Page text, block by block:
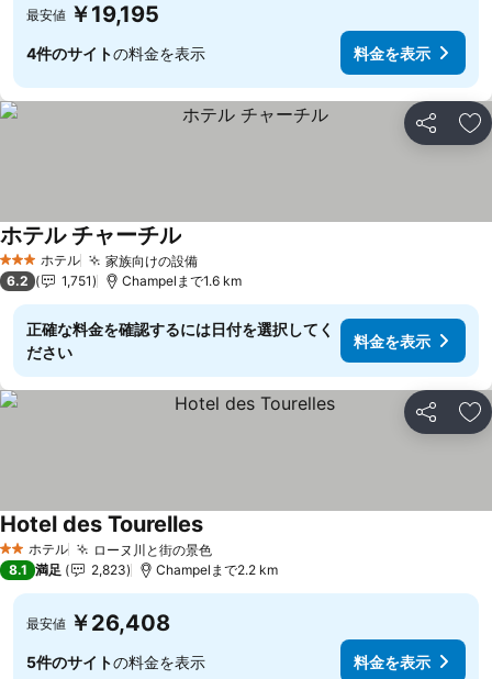
最安値 ￥19,195
4件のサイトの料金を表示 料金を表示
シェア お
3 ホテルのランク
ホテル 家族向けの設備
ホテル チャーチル
6.2 1,751 Champelまで1.6 km
正確な料金を確認するには日付を選択してく
ださい
料金を表示
シェア お
2 ホテルのランク
ホテル ローヌ川と街の景色
Hotel des Tourelles
8.1 満足 2,823 Champelまで2.2 km
最安値 ￥26,408
5件のサイトの料金を表示 料金を表示